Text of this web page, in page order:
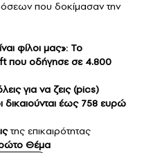
που δοκίμασαν την
φίλοι μας»: Το
που οδήγησε σε 4.800
για να ζεις (pics)
δικαιούνται έως 758 ευρώ
της επικαιρότητας
Θέμα